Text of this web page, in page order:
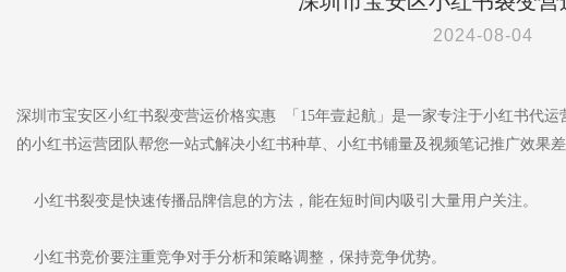
2024-08-04
深圳市宝安区小红书裂变营运价格实惠 「15年壹起航」是一家专注于小红书代
的小红书运营团队帮您一站式解决小红书种草、小红书铺量及视频笔记推广效果差
小红书裂变是快速传播品牌信息的方法，能在短时间内吸引大量用户关注。
小红书竞价要注重竞争对手分析和策略调整，保持竞争优势。